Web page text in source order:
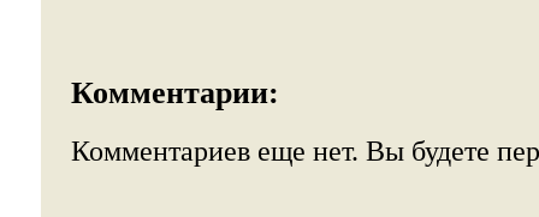
Комментарии:
Комментариев еще нет. Вы будете